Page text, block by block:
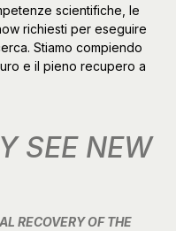
scientifiche, le
richiesti per eseguire
Stiamo compiendo
e il pieno recupero a
SEE NEW
RECOVERY OF THE